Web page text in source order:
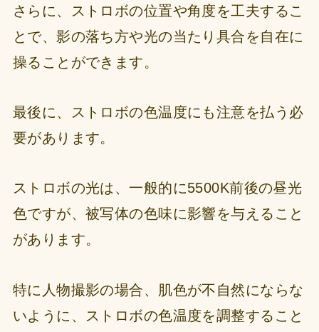
さらに、ストロボの位置や角度を工夫するこ
とで、影の落ち方や光の当たり具合を自在に
操ることができます。
最後に、ストロボの色温度にも注意を払う必
要があります。
ストロボの光は、一般的に5500K前後の昼光
色ですが、被写体の色味に影響を与えること
があります。
特に人物撮影の場合、肌色が不自然にならな
いように、ストロボの色温度を調整すること